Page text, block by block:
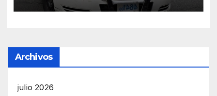
Archivos
julio 2026